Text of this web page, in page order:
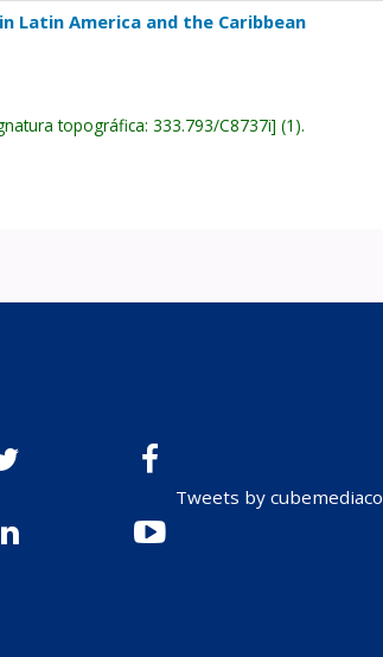
Latin America and the Caribbean
topográfica:333.793/C8737i (1).
Tweets by cubemediaco